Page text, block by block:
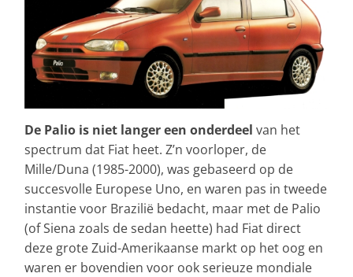
De Palio is niet langer een onderdeel van het
spectrum dat Fiat heet. Z’n voorloper, de
Mille/Duna (1985-2000), was gebaseerd op de
succesvolle Europese Uno, en waren pas in tweede
instantie voor Brazilië bedacht, maar met de Palio
(of Siena zoals de sedan heette) had Fiat direct
deze grote Zuid-Amerikaanse markt op het oog en
waren er bovendien voor ook serieuze mondiale